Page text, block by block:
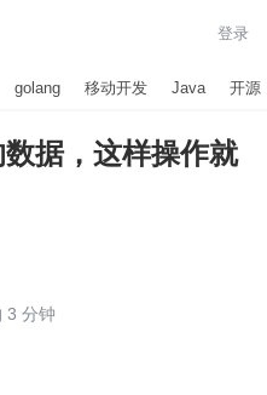
登录
golang 移动开发 Java 开源
据，这样操作就
3 分钟